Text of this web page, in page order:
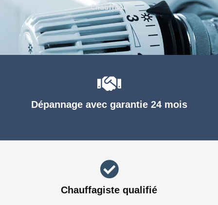
Dépannage avec garantie 24 mois
Chauffagiste qualifié
Chauffage